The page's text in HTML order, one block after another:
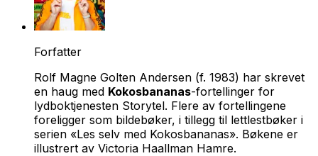
Forfatter
Rolf Magne Golten Andersen (f. 1983) har skrevet
en haug med Kokosbananas-fortellinger for
lydboktjenesten Storytel. Flere av fortellingene
foreligger som bildebøker, i tillegg til lettlestbøker i
serien «Les selv med Kokosbananas». Bøkene er
illustrert av Victoria Haallman Hamre.